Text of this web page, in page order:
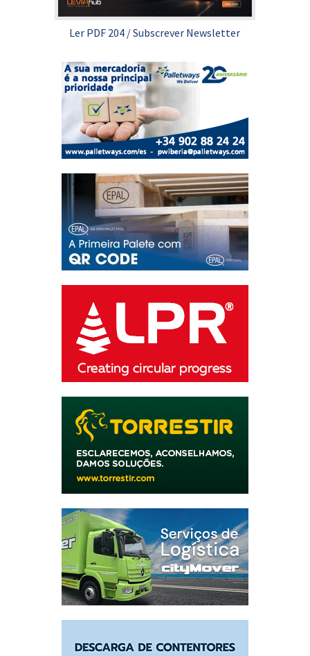
Ler PDF 204 /Subscrever Newsletter